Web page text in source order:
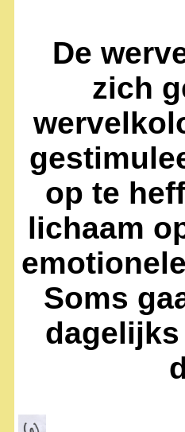
De
zich
op te
lichaam
Soms